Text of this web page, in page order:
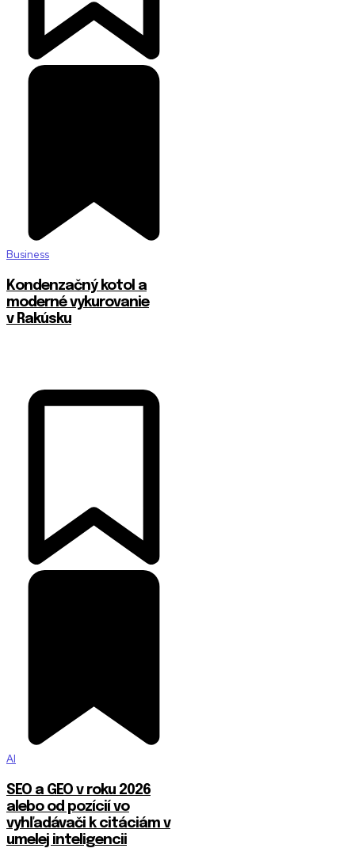
Business
Kondenzačný kotol a
moderné vykurovanie
v Rakúsku
AI
SEO a GEO v roku 2026
alebo od pozícií vo
vyhľadávači k citáciám v
umelej inteligencii